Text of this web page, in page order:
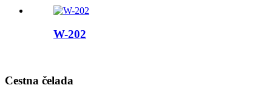
W-202
Cestna čelada